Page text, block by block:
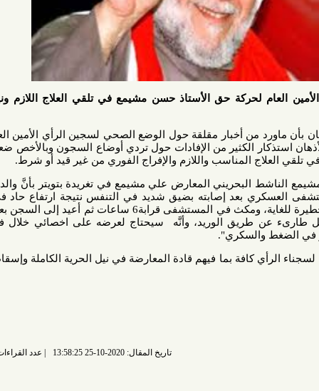
حق الأستاذ حسن مشيمع في تلقي العلاج اللازم ونيل الحرية
من أخبار مقلقة حول الوضع الصحي لسجين الرأي الأمين العام لحركة
الكثير من الإفادات حول تردي أوضاع السجون وبالأخص ضعف العناية
المناسب واللازم والإفراج الفوري من غير قيد أو شرط.
البحريني المعارض علي مشيمع في تغريدة بتويتر بأنَّ والده أفاد في
بعد إصابته بضيق شديد في التنفس نتيجة ارتفاع حاد في الضغط
وصل إلى 200 درجة وهي نسبة خطيرة للغاية، ومكث في المستشفى قرابة6 ساعات ثم أعيد إلى السجن بعد أن هبط
طارىء عن طريق الوريد، وأنَّه سيحتاج لعرضه على اخصائي خلال فترة قريبة
والسكري".
بما فيهم قادة المعارضة في نيل الحرية الكاملة وإسقاط الأحكام
عدد القراءات: 5126 قراءة |